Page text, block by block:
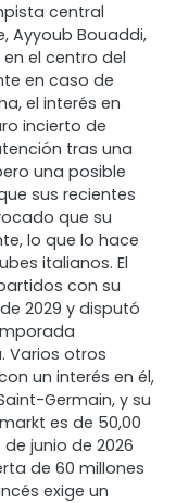
central
Ayyoub Bouaddi,
el centro del
en caso de
el interés en
incierto de
tras una
una posible
sus recientes
que su
lo que lo hace
italianos. El
con su
2029 y disputó
Varios otros
un interés en él,
Germain, y su
es de 50,00
junio de 2026
de 60 millones
exige un